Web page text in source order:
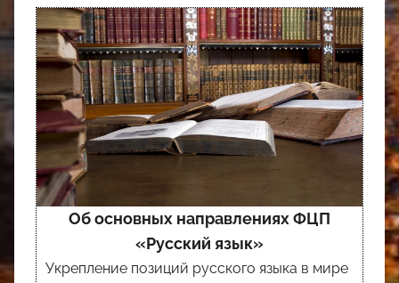
Об основных направлениях ФЦП
«Русский язык»
Укрепление позиций русского языка в мире